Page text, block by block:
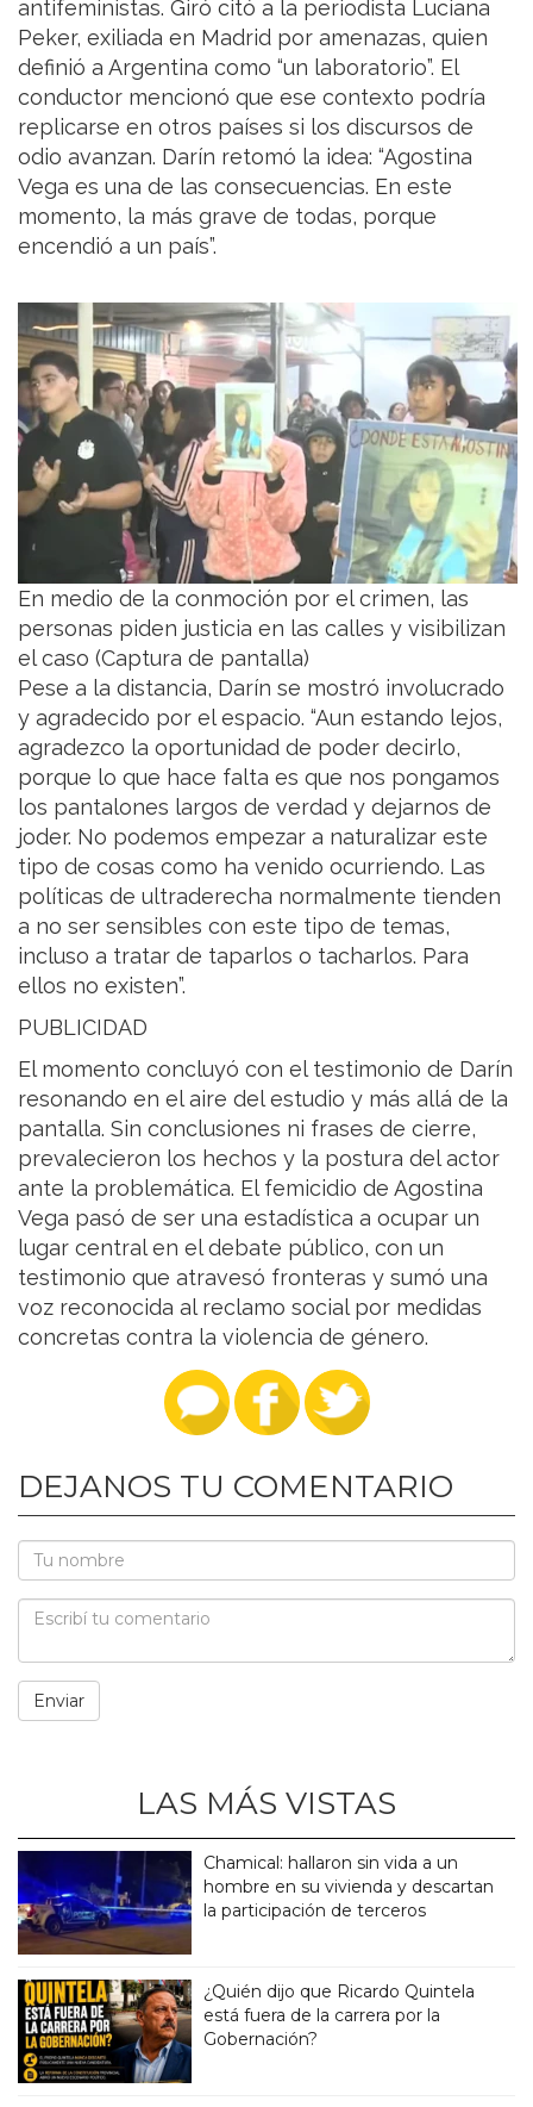
antifeministas. Giró citó a la periodista Luciana
Peker, exiliada en Madrid por amenazas, quien
definió a Argentina como “un laboratorio”. El
conductor mencionó que ese contexto podría
replicarse en otros países si los discursos de
odio avanzan. Darín retomó la idea: “Agostina
Vega es una de las consecuencias. En este
momento, la más grave de todas, porque
encendió a un país”.
En medio de la conmoción por el crimen, las
personas piden justicia en las calles y visibilizan
el caso (Captura de pantalla)
Pese a la distancia, Darín se mostró involucrado
y agradecido por el espacio. “Aun estando lejos,
agradezco la oportunidad de poder decirlo,
porque lo que hace falta es que nos pongamos
los pantalones largos de verdad y dejarnos de
joder. No podemos empezar a naturalizar este
tipo de cosas como ha venido ocurriendo. Las
políticas de ultraderecha normalmente tienden
a no ser sensibles con este tipo de temas,
incluso a tratar de taparlos o tacharlos. Para
ellos no existen”.
PUBLICIDAD
El momento concluyó con el testimonio de Darín
resonando en el aire del estudio y más allá de la
pantalla. Sin conclusiones ni frases de cierre,
prevalecieron los hechos y la postura del actor
ante la problemática. El femicidio de Agostina
Vega pasó de ser una estadística a ocupar un
lugar central en el debate público, con un
testimonio que atravesó fronteras y sumó una
voz reconocida al reclamo social por medidas
concretas contra la violencia de género.
DEJANOS TU COMENTARIO
LAS MÁS VISTAS
Chamical: hallaron sin vida a un
hombre en su vivienda y descartan
la participación de terceros
¿Quién dijo que Ricardo Quintela
está fuera de la carrera por la
Gobernación?